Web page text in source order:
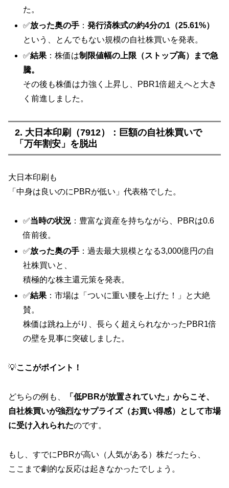
た。
✅放った奥の手 ：発行済株式の約4分の1（25.61%）
という、とんでもない規模の自社株買いを発表。
✅結果 ：株価は制限値幅の上限（ストップ高）まで急
騰。
その後も株価は力強く上昇し、PBR1倍超えへと大き
く前進しました。
2. 大日本印刷（7912）：巨額の自社株買いで
「万年割安」を脱出
大日本印刷も
「中身は良いのにPBRが低い」代表格でした。
✅当時の状況 ：豊富な資産を持ちながら、PBRは0.6
倍前後。
✅放った奥の手 ：過去最大規模となる3,000億円の自
社株買いと、
積極的な株主還元策を発表。
✅結果 ：市場は「ついに重い腰を上げた！」と大絶
賛。
株価は跳ね上がり、長らく超えられなかったPBR1倍
の壁を見事に突破しました。
💡ここがポイント！
どちらの例も、
「低PBRが放置されていた」からこそ、
自社株買いが強烈なサプライズ（お買い得感）として市場
に受け入れられたのです。
もし、すでにPBRが高い（人気がある）株だったら、
ここまで劇的な反応は起きなかったでしょう。